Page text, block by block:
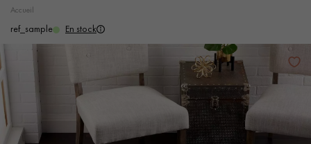
SOL PLAQUÉ BOIS VERITABLES
PARQUET EN BOIS EXOTIQUE PARQUET VERNIS
PARQUET HUILÉ PARQUET EN BOIS BRUT
PARQUET VIEILLI PARQUET FUMÉ
accueil
ref_sample En stock